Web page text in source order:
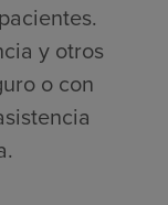
y otros
o con